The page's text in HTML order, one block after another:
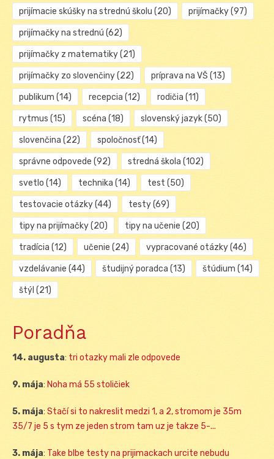
prijímacie skúšky na strednú školu (20) prijímačky(97)
prijímačky na strednú (62)
prijímačky z matematiky(21)
prijímačky zo slovenčiny(22) príprava na VŠ (13)
publikum (14) recepcia (12) rodičia (11)
rytmus (15) scéna (18) slovenský jazyk(50)
slovenčina (22) spoločnosť(14)
správne odpovede (92) stredná škola (102)
svetlo (14) technika (14) test (50)
testovacie otázky(44) testy(69)
tipy na prijímačky(20) tipy na učenie (20)
tradícia (12) učenie (24) vypracované otázky(46)
vzdelávanie (44) študijný poradca (13) štúdium (14)
štýl (21)
Poradňa
14. augusta: tri otazky mali zle odpovede
9. mája: Noha má 55 stoličiek
5. mája: Stačí si to nakreslit medzi 1, a 2, stromom je 35m
35/7 je 5 s tym ze jeden strom tam uz je takze 5-...
3. mája: Take blbe testy na prijimackach urcite nebudu